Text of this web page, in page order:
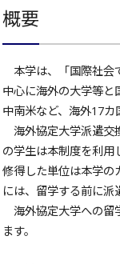
概要
本学は、「国際社会
中心に海外の大学等
中南米など、海外17
海外協定大学派遣交
の学生は本制度を利用
修得した単位は本学の
には、留学する前に派
海外協定大学への留
ます。